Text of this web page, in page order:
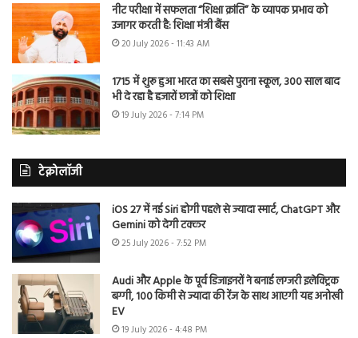
नीट परीक्षा में सफलता “शिक्षा क्रांति” के व्यापक प्रभाव को
उजागर करती है: शिक्षा मंत्री बैंस
20 July 2026 - 11:43 AM
1715 में शुरू हुआ भारत का सबसे पुराना स्कूल, 300 साल बाद
भी दे रहा है हजारों छात्रों को शिक्षा
19 July 2026 - 7:14 PM
टेक्नोलॉजी
iOS 27 में नई Siri होगी पहले से ज्यादा स्मार्ट, ChatGPT और
Gemini को देगी टक्कर
25 July 2026 - 7:52 PM
Audi और Apple के पूर्व डिजाइनरों ने बनाई लग्जरी इलेक्ट्रिक
बग्गी, 100 किमी से ज्यादा की रेंज के साथ आएगी यह अनोखी
EV
19 July 2026 - 4:48 PM